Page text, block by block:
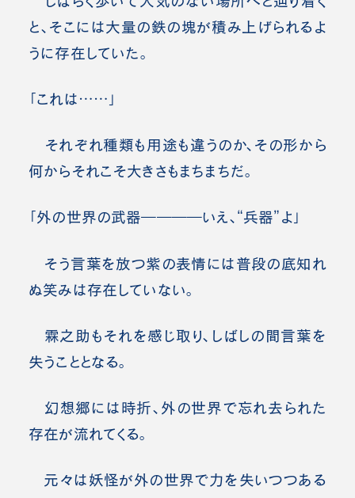
と、そこには大量の鉄の塊が積み上げられるよ
うに存在していた。
「これは……」
それぞれ種類も用途も違うのか、その形から
何からそれこそ大きさもまちまちだ。
「外の世界の武器――――いえ、“兵器”よ」
そう言葉を放つ紫の表情には普段の底知れ
ぬ笑みは存在していない。
霖之助もそれを感じ取り、しばしの間言葉を
失うこととなる。
幻想郷には時折、外の世界で忘れ去られた
存在が流れてくる。
元々は妖怪が外の世界で力を失いつつある